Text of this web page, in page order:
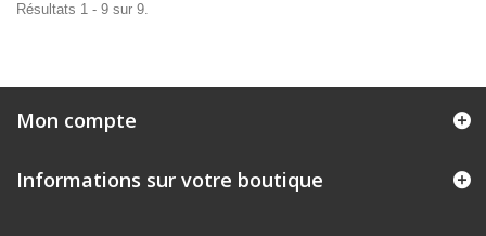
Résultats 1 - 9 sur 9.
Mon compte
Informations sur votre boutique